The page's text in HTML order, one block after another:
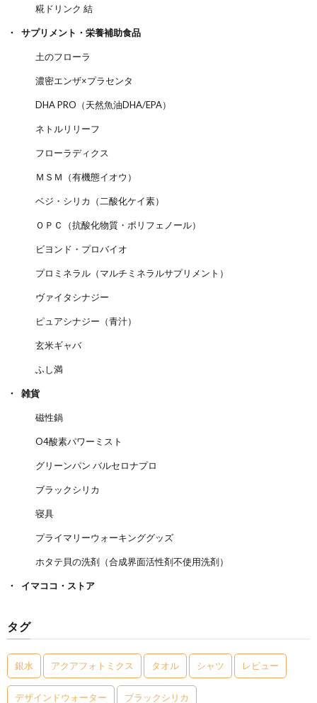
糀ドリンク 結
サプリメント・栄養補助食品
土のフローラ
濃密エンザ×プラセンタ
DHA PRO（天然魚油DHA/EPA）
ネトルリリーフ
フローラディクス
ＭＳＭ（有機態イオウ）
ベジ・シリカ（二酸化ケイ素）
ＯＰＣ（抗酸化物質・ポリフェノール）
ビヨンド・プロバイオ
プロミネラル（マルチミネラルサプリメント）
ヴァイタシナジー
ピュアシナジー（青汁）
玄米ギャバ
ふし満
雑貨
磁性鍋
O4酸素パワーミスト
グリーンパン バルセロナプロ
ブラックシリカ
寝具
プライマリーウォーキンググッズ
ホタテ貝の洗剤（合成界面活性剤不使用洗剤）
イマココ・ストア
タグ
銀水 アクアフォトミクス タオル シャツ レビュー
デザインドウォーター ブラックシリカ